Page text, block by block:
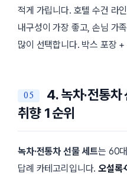
적게 가립니다. 호텔 수건 라
내구성이 가장 좋고, 손님 가
많이 선택합니다. 박스 포장
4. 녹차·전통
취향 1순위
녹차·전통차 선물 세트는 60
답례 카테고리입니다.오설록